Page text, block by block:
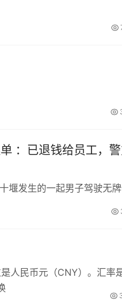
：已退钱给员工，
堰发生的一起男子驾驶无
人民币元（CNY）。汇率